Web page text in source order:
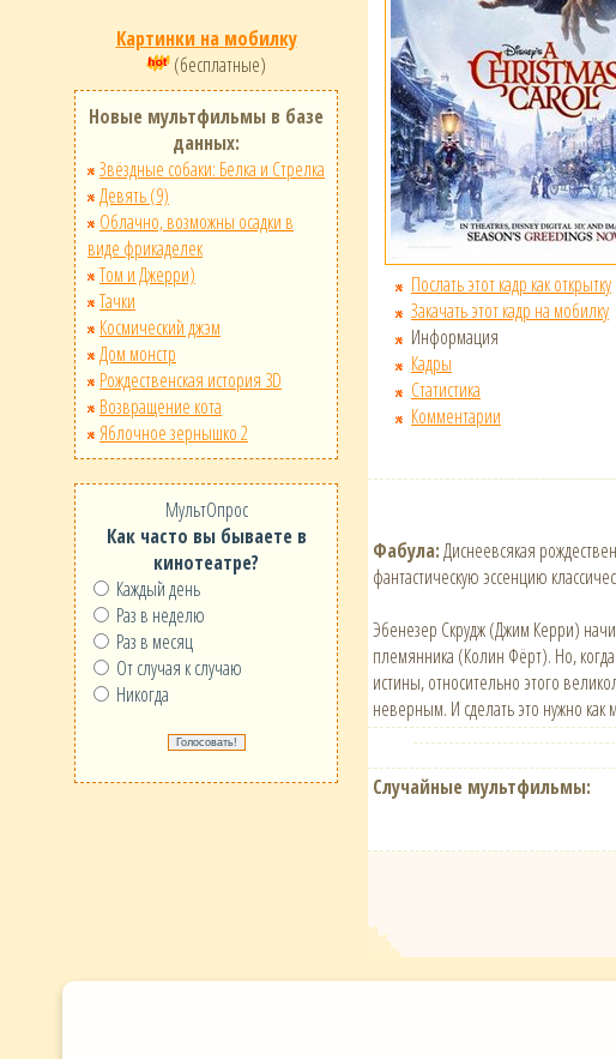
Картинки на мобилку
(бесплатные)
Новые мультфильмы в базе
данных:
Звёздные собаки: Белка и Стрелка
Девять (9)
Облачно, возможны осадки в
виде фрикаделек
Том и Джерри)
Тачки
Космический джэм
Дом монстр
Рождественская история 3D
Возвращение кота
Яблочное зернышко 2
МультОпрос
Как часто вы бываете в
кинотеатре?
Каждый день
Раз в неделю
Раз в месяц
От случая к случаю
Никогда
Послать этот кадр как открытку
Закачать этот кадр на мобилку
Информация
Кадры
Статистика
Комментарии
Фабула:Диснеевсякая
фантастическую эссенцию
Эбенезер Скрудж (Джим Керри)
племянника (Колин Фёрт). Но,
истины, относительно этого
неверным. И сделать это нужно как
Случайные мультфильмы: